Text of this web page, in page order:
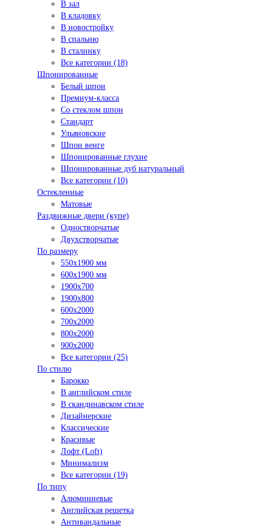
В зал
В кладовку
В новостройку
В спальню
В сталинку
Все категории (18)
Шпонированные
Белый шпон
Премиум-класса
Со стеклом шпон
Стандарт
Ульяновские
Шпон венге
Шпонированные глухие
Шпонированные дуб натуральный
Все категории (10)
Остекленные
Матовые
Раздвижные двери (купе)
Одностворчатые
Двухстворчатые
По размеру
550x1900 мм
600x1900 мм
1900х700
1900х800
600x2000
700x2000
800x2000
900x2000
Все категории (25)
По стилю
Барокко
В английском стиле
В скандинавском стиле
Дизайнерские
Классические
Красивые
Лофт (Loft)
Минимализм
Все категории (19)
По типу
Алюминиевые
Английская решетка
Антивандальные